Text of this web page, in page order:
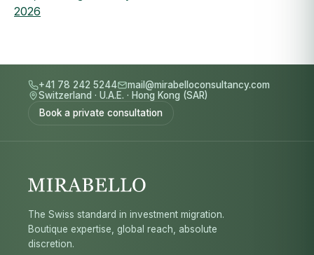
2026
+41 78 242 5244
mail@mirabelloconsultancy.com
Switzerland · U.A.E. · Hong Kong (SAR)
Book a private consultation
The Swiss standard in investment migration.
Boutique expertise, global reach, absolute
discretion.